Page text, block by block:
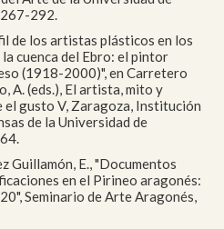
267-292.
de los artistas plásticos en los
cuenca del Ebro: el pintor
(1918-2000)", en Carretero
A. (eds.), El artista, mito y
el gusto V, Zaragoza, Institución
de la Universidad de
Guillamón, E., "Documentos
en el Pirineo aragonés:
Seminario de Arte Aragonés,